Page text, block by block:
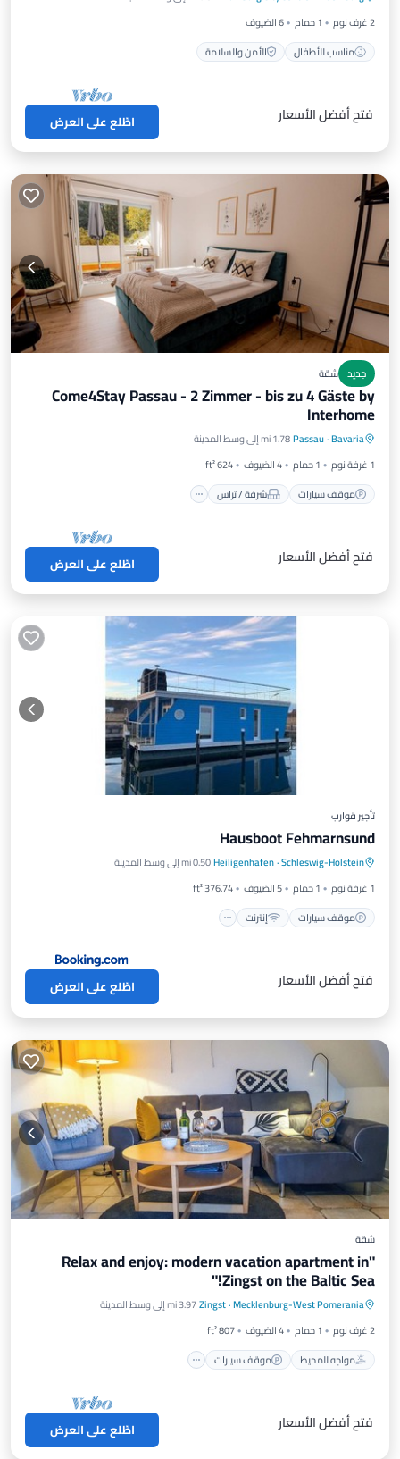
2 غرف نوم
1 حمام
6 الضيوف
مناسب للأطفال
الأمن والسلامة
مناسب للأطفال الأمن والسلامة
فتح أفضل الأسعار اطّلع على العرض
جديد شقة
Come4Stay Passau - 2 Zimmer - bis zu 4 Gäste by
Interhome
Bavaria
·
Passau1.78 mi إلى وسط المدينة
1 غرفة نوم
1 حمام 4 الضيوف
624 ft²
موقف سيارات
شرفة / تراس
إنترنت
فتح أفضل الأسعار اطّلع على العرض
تأجير قوارب
Hausboot Fehmarnsund
Schleswig-Holstein
·
Heiligenhafen0.50 mi إلى وسط المدينة
1 غرفة نوم
1 حمام 5 الضيوف
376.74 ft²
موقف سيارات
إنترنت
موقف سيارات
شواء / طهي خارجي
فتح أفضل الأسعار اطّلع على العرض
شقة
"Relax and enjoy: modern vacation apartment in
Zingst on the Baltic Sea!"
Mecklenburg-West Pomerania
·
Zingst3.97 mi إلى وسط المدينة
2 غرف نوم
1 حمام 4 الضيوف
807 ft²
مواجه للمحيط
موقف سيارات
مواجه للمحيط
موقف سيارات
إطلالة على المحيط
شرفة / تراس
فتح أفضل الأسعار اطّلع على العرض